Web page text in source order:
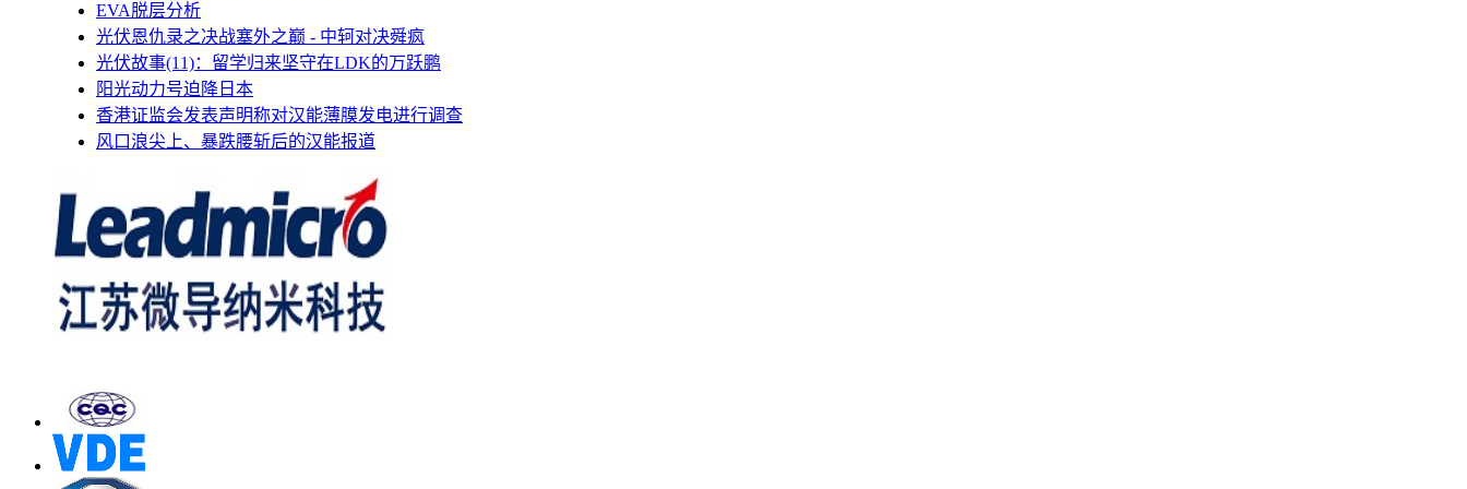
EVA脱层分析
光伏恩仇录之决战塞外之巅 - 中轲对决舜疯
光伏故事(11)：留学归来坚守在LDK的万跃鹏
阳光动力号迫降日本
香港证监会发表声明称对汉能薄膜发电进行调查
风口浪尖上、暴跌腰斩后的汉能报道